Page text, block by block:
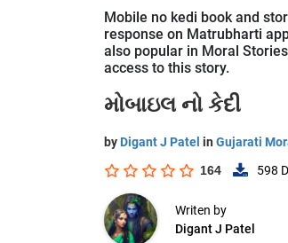
Mobile no kedi book and
response on Matrubharti
also popular in Moral
access to this story.
મોબાઇલ નો કેદી
by Digant J Patel in Gujarati
164 598
Writen by
Digant J Patel